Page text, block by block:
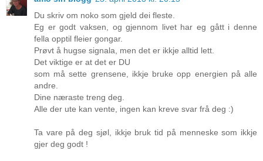
Du skriv om noko som gjeld dei fleste.
Eg er godt vaksen, og gjennom livet har eg gått i denne
fella opptil fleier gongar.
Prøvt å hugse signala, men det er ikkje alltid lett.
Det viktige er at det er DU
som må sette grensene, ikkje bruke opp energien på alle
andre.
Dine næraste treng deg.
Alle der ute kan vente, ingen kan kreve svar frå deg :)
Ta vare på deg sjøl, ikkje bruk tid på menneske som ikkje
gjer deg godt !